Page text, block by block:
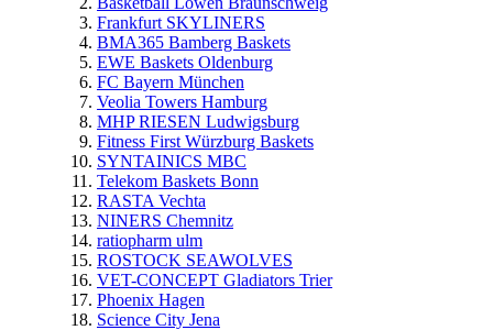
Frankfurt SKYLINERS
BMA365 Bamberg Baskets
EWE Baskets Oldenburg
FC Bayern München
Veolia Towers Hamburg
MHP RIESEN Ludwigsburg
Fitness First Würzburg Baskets
SYNTAINICS MBC
Telekom Baskets Bonn
RASTA Vechta
NINERS Chemnitz
ratiopharm ulm
ROSTOCK SEAWOLVES
VET-CONCEPT Gladiators Trier
Phoenix Hagen
Science City Jena